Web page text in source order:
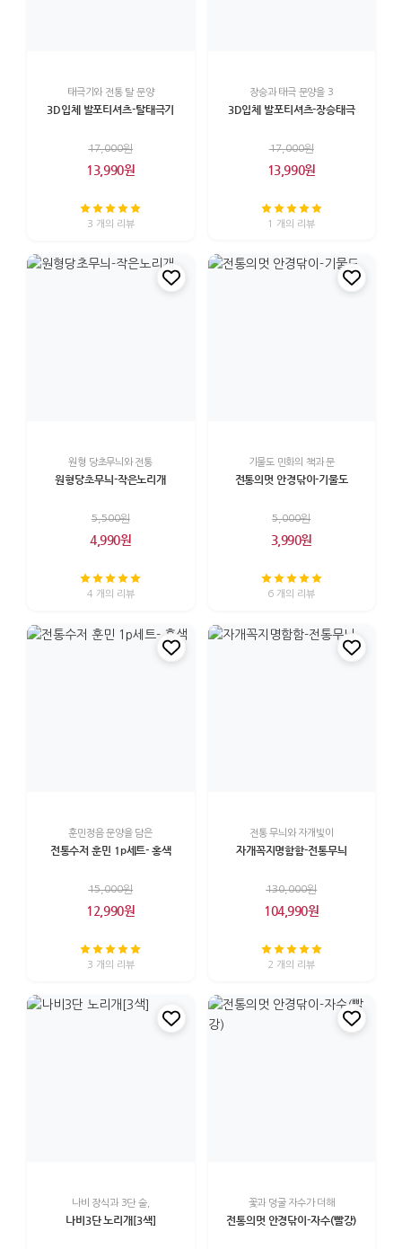
태극기와 전통 탈 문양
3D입체 발포티셔츠-탈태극기
17,000원
13,990원
3 개의 리뷰
장승과 태극 문양을 3
3D입체 발포티셔츠-장승태극
17,000원
13,990원
1 개의 리뷰
원형 당초무늬와 전통
원형당초무늬-작은노리개
5,500원
4,990원
4 개의 리뷰
기물도 민화의 책과 문
전통의멋 안경닦이-기물도
5,000원
3,990원
6 개의 리뷰
훈민정음 문양을 담은
전통수저 훈민 1p세트- 홍색
15,000원
12,990원
3 개의 리뷰
전통 무늬와 자개빛이
자개꼭지명함함-전통무늬
130,000원
104,990원
2 개의 리뷰
나비 장식과 3단 술,
나비3단 노리개[3색]
꽃과 덩굴 자수가 더해
전통의멋 안경닦이-자수(빨강)